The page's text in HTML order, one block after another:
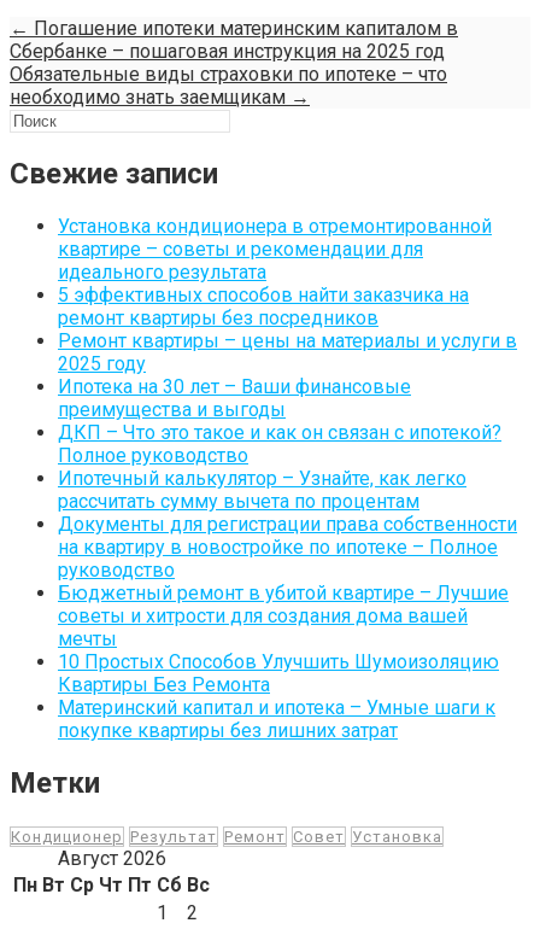
← Погашение ипотеки материнским капиталом в
Сбербанке – пошаговая инструкция на 2025 год
Обязательные виды страховки по ипотеке – что
необходимо знать заемщикам →
Свежие записи
Установка кондиционера в отремонтированной
квартире – советы и рекомендации для
идеального результата
5 эффективных способов найти заказчика на
ремонт квартиры без посредников
Ремонт квартиры – цены на материалы и услуги в
2025 году
Ипотека на 30 лет – Ваши финансовые
преимущества и выгоды
ДКП – Что это такое и как он связан с ипотекой?
Полное руководство
Ипотечный калькулятор – Узнайте, как легко
рассчитать сумму вычета по процентам
Документы для регистрации права собственности
на квартиру в новостройке по ипотеке – Полное
руководство
Бюджетный ремонт в убитой квартире – Лучшие
советы и хитрости для создания дома вашей
мечты
10 Простых Способов Улучшить Шумоизоляцию
Квартиры Без Ремонта
Материнский капитал и ипотека – Умные шаги к
покупке квартиры без лишних затрат
Метки
Кондиционер Результат Ремонт Совет Установка
Август 2026
Пн Вт Ср Чт Пт Сб Вс
1
2